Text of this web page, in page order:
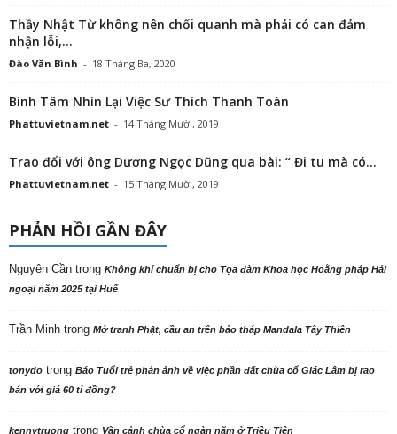
Thầy Nhật Từ không nên chối quanh mà phải có can đảm
nhận lỗi,...
Đào Văn Bình - 18 Tháng Ba, 2020
Bình Tâm Nhìn Lại Việc Sư Thích Thanh Toàn
Phattuvietnam.net - 14 Tháng Mười, 2019
Trao đổi với ông Dương Ngọc Dũng qua bài: “ Đi tu mà có...
Phattuvietnam.net - 15 Tháng Mười, 2019
PHẢN HỒI GẦN ĐÂY
Nguyên Cần trong Không khí chuẩn bị cho Tọa đàm Khoa học Hoằng pháp Hải
ngoại năm 2025 tại Huế
Trần Minh trong Mở tranh Phật, cầu an trên bảo tháp Mandala Tây Thiên
tonydo trong Báo Tuổi trẻ phản ảnh về việc phần đất chùa cổ Giác Lâm bị rao
bán với giá 60 tỉ đồng?
kennytruong trong Vãn cảnh chùa cổ ngàn năm ở Triều Tiên